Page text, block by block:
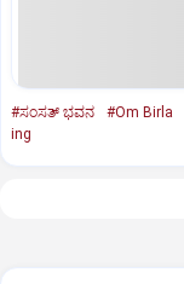
#ಸಂಸತ್‌ ಭವನ #Om Birla
ing